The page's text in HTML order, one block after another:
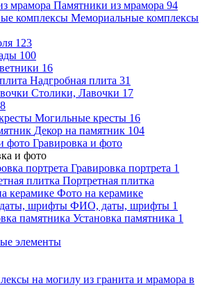
Памятники из мрамора 94
Мемориальные комплексы
123
100
16
Надгробная плита 31
Столики, Лавочки 17
Могильные кресты 16
Декор на памятник 104
Гравировка и фото
и фото
Гравировка портрета 1
Портретная плитка
Фото на керамике
ФИО, даты, шрифты 1
Установка памятника 1
элементы
на могилу из гранита и мрамора в